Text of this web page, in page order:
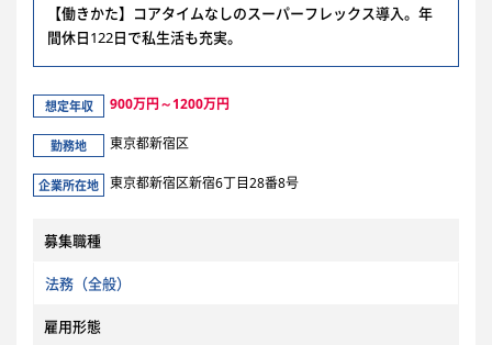
【働きかた】コアタイムなしのスーパーフレックス導入。年
間休日122日で私生活も充実。
想定年収 900万円～1200万円
勤務地 東京都新宿区
企業所在地 東京都新宿区新宿6丁目28番8号
募集職種
法務（全般）
雇用形態